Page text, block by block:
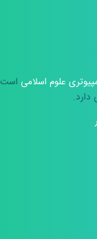
علوم اسلامی است
دارد.